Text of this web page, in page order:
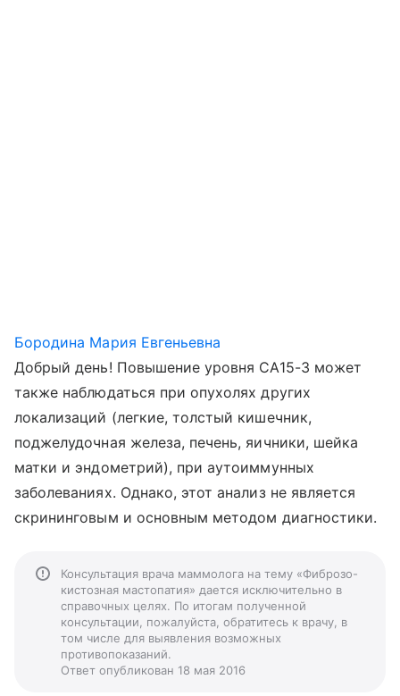
Бородина Мария Евгеньевна
Добрый день! Повышение уровня СА15-3 может
также наблюдаться при опухолях других
локализаций (легкие, толстый кишечник,
поджелудочная железа, печень, яичники, шейка
матки и эндометрий), при аутоиммунных
заболеваниях. Однако, этот анализ не является
скрининговым и основным методом диагностики.
Консультация врача маммолога на тему «Фиброзо-
кистозная мастопатия» дается исключительно в
справочных целях. По итогам полученной
консультации, пожалуйста, обратитесь к врачу, в
том числе для выявления возможных
противопоказаний.
Ответ опубликован 18 мая 2016